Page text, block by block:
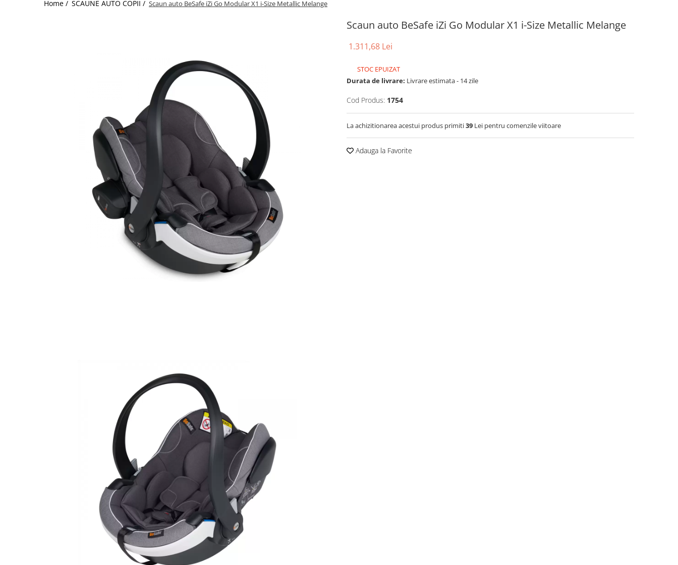
Jucarii de Sortare
Home / SCAUNE AUTO COPII / Scaun auto BeSafe iZi Go Modular X1 i-Size Metallic Melange
Scaun auto BeSafe iZi Go Modular X1 i-Size Metallic Melange
1.311,68 Lei
STOC EPUIZAT
Durata de livrare: Livrare estimata - 14 zile
Cod Produs: 1754
La achizitionarea acestui produs primiti39 Lei pentru comenzile viitoare
Adauga la Favorite